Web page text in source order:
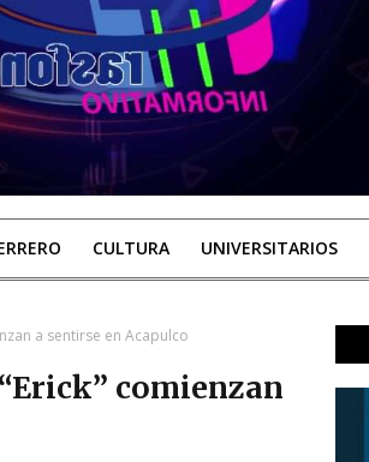
CULTURA UNIVERSITARIOS
a sentirse en Acapulco
comienzan